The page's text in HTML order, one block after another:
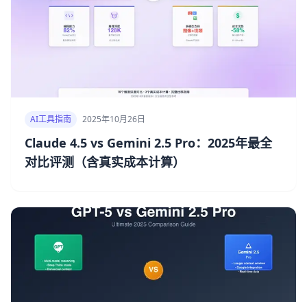
AI工具指南 2025年10月26日
Claude 4.5 vs Gemini 2.5 Pro：2025年最全
对比评测（含真实成本计算）